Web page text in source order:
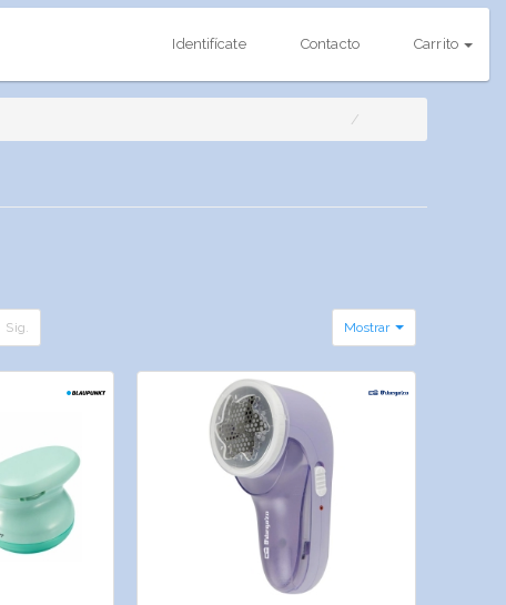
Identifícate Contacto Carrito
Sig. Mostrar